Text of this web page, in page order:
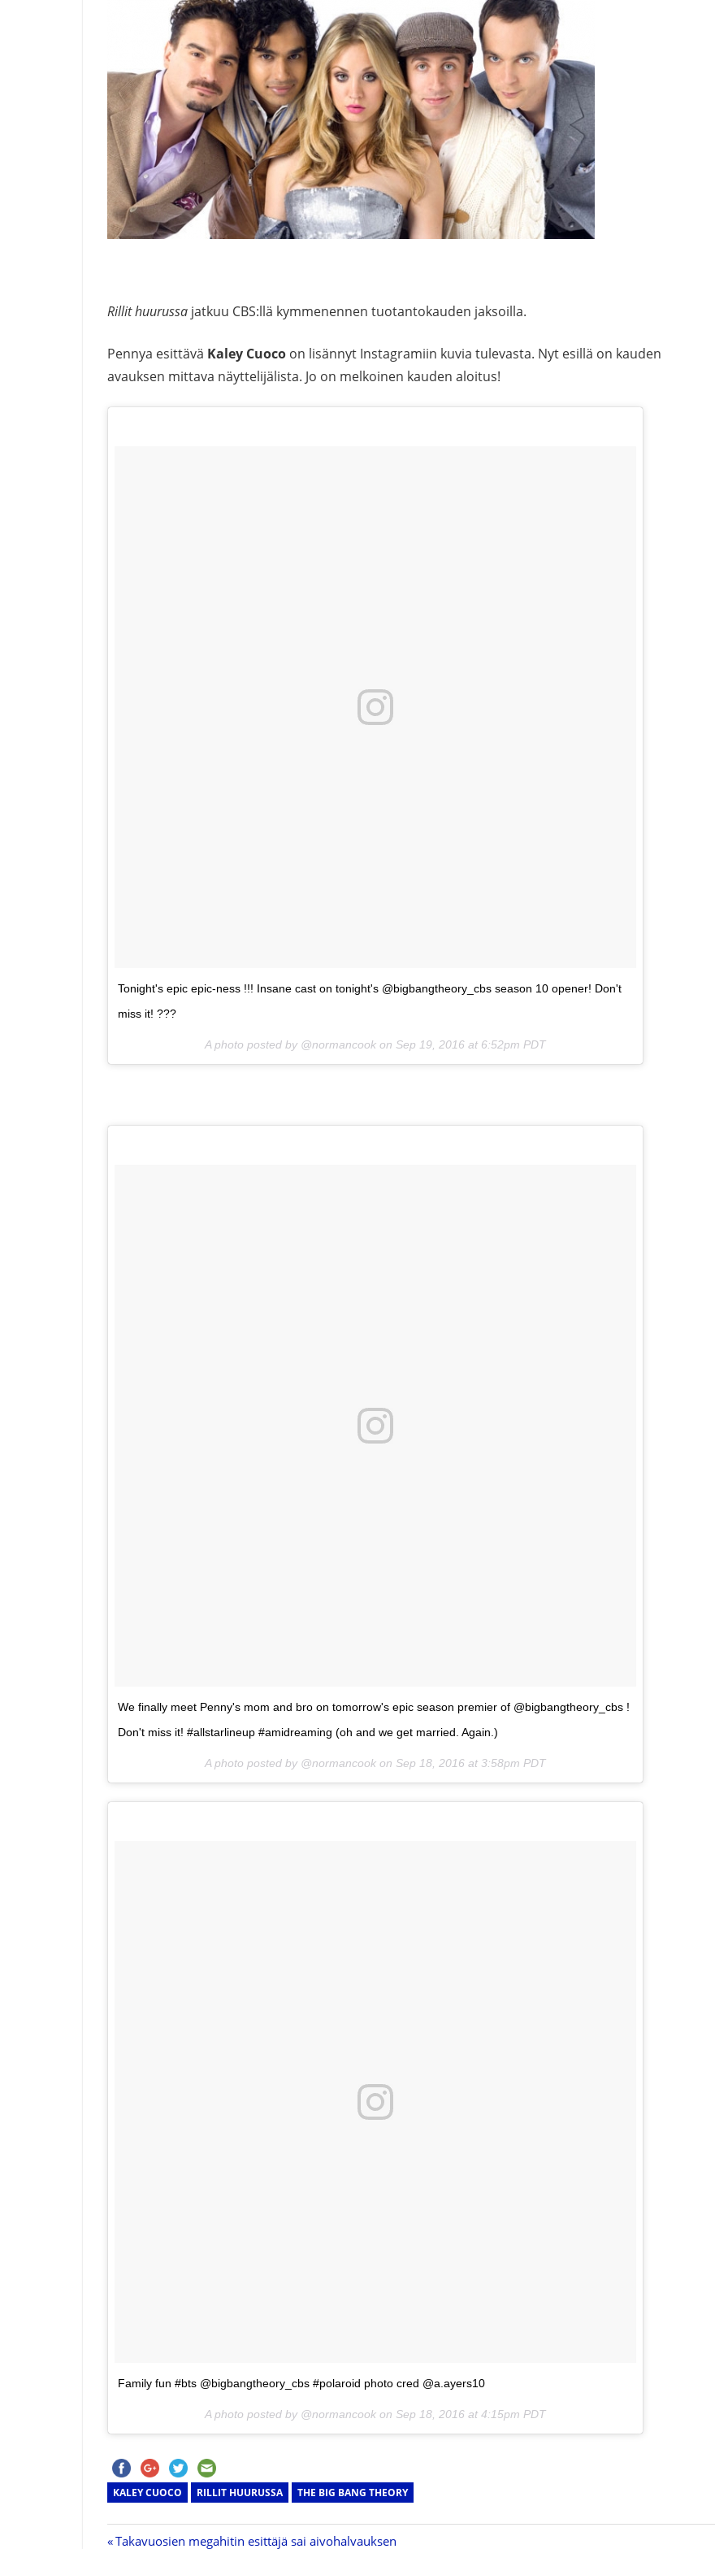
Rillit huurussa jatkuu CBS:llä kymmenennen tuotantokauden jaksoilla.
Pennya esittävä Kaley Cuoco on lisännyt Instagramiin kuvia tulevasta. Nyt esillä on kauden
avauksen mittava näyttelijälista. Jo on melkoinen kauden aloitus!
Tonight's epic epic-ness !!! Insane cast on tonight's @bigbangtheory_cbs season 10 opener! Don't
miss it! ???
A photo posted by @normancook on Sep 19, 2016 at 6:52pm PDT
We finally meet Penny's mom and bro on tomorrow's epic season premier of @bigbangtheory_cbs !
Don't miss it! #allstarlineup #amidreaming (oh and we get married. Again.)
A photo posted by @normancook on Sep 18, 2016 at 3:58pm PDT
Family fun #bts @bigbangtheory_cbs #polaroid photo cred @a.ayers10
A photo posted by @normancook on Sep 18, 2016 at 4:15pm PDT
KALEY CUOCO RILLIT HUURUSSA THE BIG BANG THEORY
Previous
Takavuosien megahitin esittäjä sai aivohalvauksen